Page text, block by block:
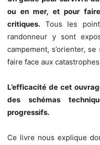
ou en mer, et pour
critiques. Tous les
randonneur y sont
campement, s’orienter,
faire face aux
L’efficacité de cet
des schémas
progressifs.
Ce livre nous explique